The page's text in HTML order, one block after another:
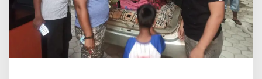
d
i
a